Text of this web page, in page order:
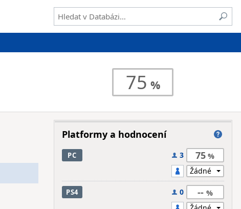
75
Platformy a hodnocení
PC 3 75
PS4 0 --